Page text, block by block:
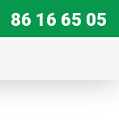
86 16 65 05​